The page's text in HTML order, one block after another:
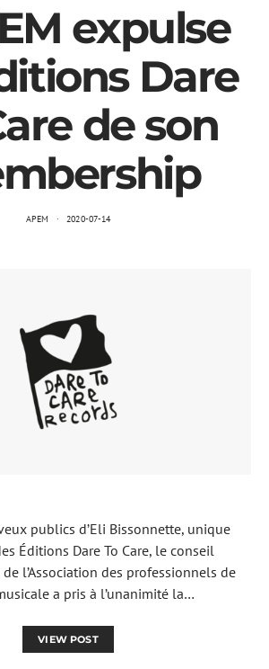
expulse
Dare
de son
APEM 2020-07-14
publics d’Eli Bissonnette, unique
Éditions Dare To Care, le conseil
l’Association des professionnels de
a pris à l’unanimité la…
VIEW POST